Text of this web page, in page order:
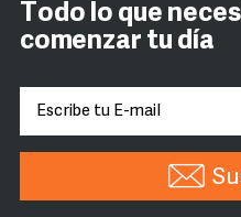
Todo lo que
comenzar tu día